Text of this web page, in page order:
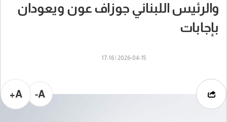
والرئيس اللبناني جوزاف عون ويعودان
بإجابات
2026-04-15 | 17:16
A-
A+